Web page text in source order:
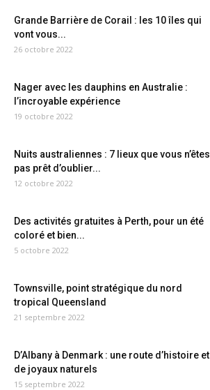
Grande Barrière de Corail : les 10 îles qui
vont vous...
26 octobre 2022
Nager avec les dauphins en Australie :
l’incroyable expérience
19 octobre 2022
Nuits australiennes : 7 lieux que vous n’êtes
pas prêt d’oublier...
12 octobre 2022
Des activités gratuites à Perth, pour un été
coloré et bien...
5 octobre 2022
Townsville, point stratégique du nord
tropical Queensland
21 septembre 2022
D’Albany à Denmark : une route d’histoire et
de joyaux naturels
15 septembre 2022